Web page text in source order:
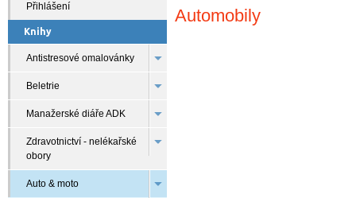
Automobily
Přihlášení
Knihy
Antistresové omalovánky
Beletrie
Manažerské diáře ADK
Zdravotnictví - nelékařské
obory
Auto & moto